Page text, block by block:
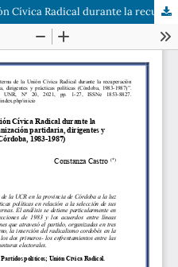
La dinámica interna de la Unión Cívica Radical durante la recuperación democrática. Organización partidaria, dirigentes y prácticas políticas (Córdoba, 1983-1987)